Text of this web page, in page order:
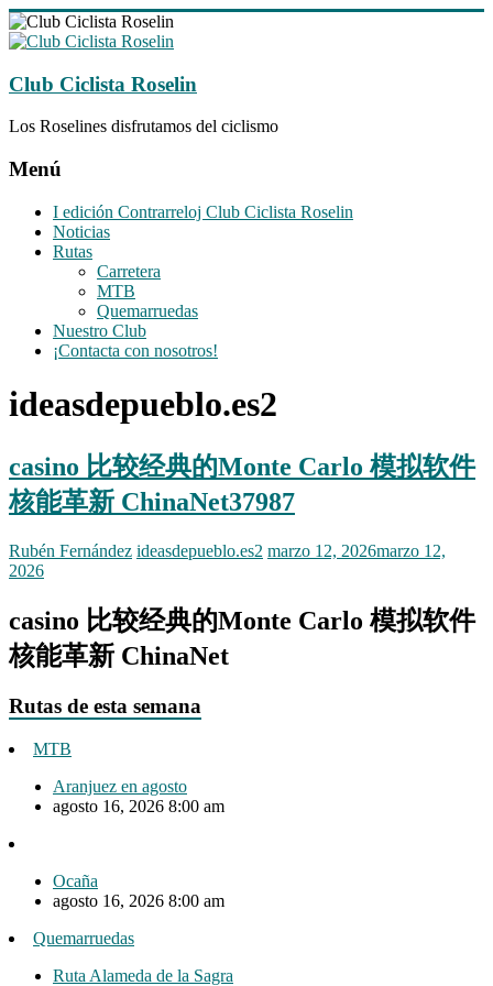
Saltar
al
Club Ciclista Roselin
Los Roselines disfrutamos del ciclismo
Menú
I edición Contrarreloj Club Ciclista Roselin
Noticias
Rutas
Carretera
MTB
Quemarruedas
Nuestro Club
¡Contacta con nosotros!
ideasdepueblo.es2
casino 比较经典的Monte Carlo 模拟软件
核能革新 ChinaNet37987
Rubén Fernández ideasdepueblo.es2 marzo 12, 2026marzo 12,
2026
casino 比较经典的Monte Carlo 模拟软件
核能革新 ChinaNet
Rutas de esta semana
MTB
Aranjuez en agosto
agosto 16, 2026 8:00 am
Ocaña
agosto 16, 2026 8:00 am
Quemarruedas
Ruta Alameda de la Sagra